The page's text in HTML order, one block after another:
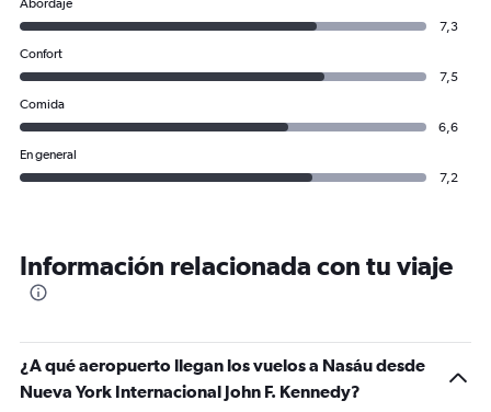
Abordaje
7,3
Confort
7,5
Comida
6,6
En general
7,2
Información relacionada con tu viaje
¿A qué aeropuerto llegan los vuelos a Nasáu desde
Nueva York Internacional John F. Kennedy?